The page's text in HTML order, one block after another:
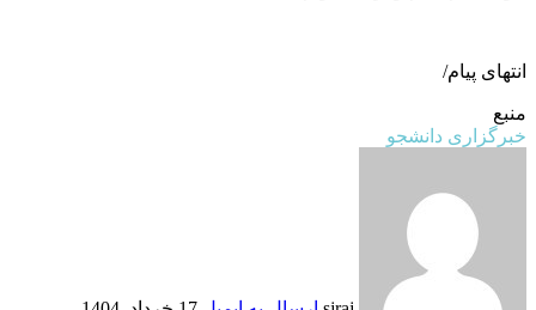
انتهای پیام/
منبع
خبرگزاری دانشجو